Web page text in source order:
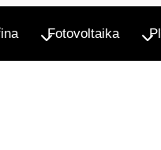
Fotovoltaika